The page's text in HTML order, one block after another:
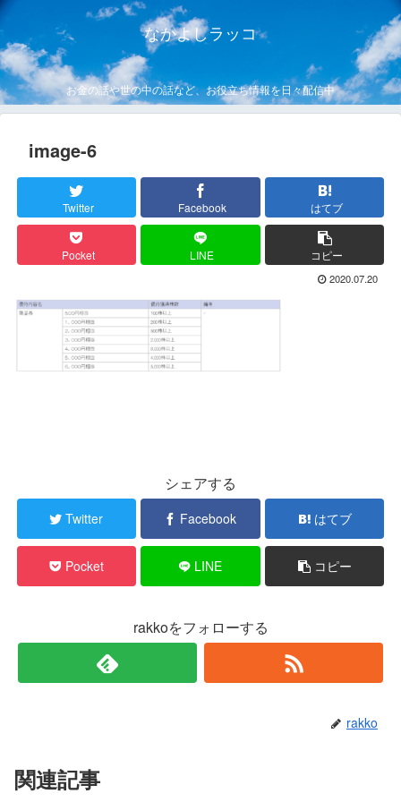
なかよしラッコ
お金の話や世の中の話など、お役立ち情報を日々配信中
image-6
Twitter Facebook はてブ
Pocket LINE コピー
2020.07.20
シェアする
Twitter Facebook はてブ
Pocket LINE コピー
rakkoをフォローする
rakko
関連記事